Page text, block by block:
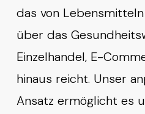
das von
über das
Einzelhandel, E-
hinaus reicht. Unser
Ansatz ermöglicht es